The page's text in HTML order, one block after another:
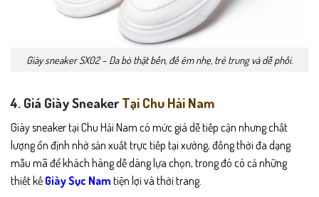
Giày sneaker SX02 – Da bò thật bền, đế êm nhẹ, trẻ trung và dễ phối.
4. Giá Giày Sneaker Tại Chu Hải Nam
Giày sneaker tại Chu Hải Nam có mức giá dễ tiếp cận nhưng chất
lượng ổn định nhờ sản xuất trực tiếp tại xưởng, đồng thời đa dạng
mẫu mã để khách hàng dễ dàng lựa chọn, trong đó có cả những
thiết kế Giày Sục Nam tiện lợi và thời trang.